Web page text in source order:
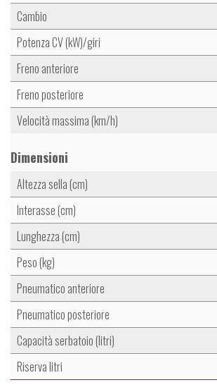
Cambio
Potenza CV (kW)/giri
Freno anteriore
Freno posteriore
Velocità massima (km/h)
Dimensioni
Altezza sella (cm)
Interasse (cm)
Lunghezza (cm)
Peso (kg)
Pneumatico anteriore
Pneumatico posteriore
Capacità serbatoio (litri)
Riserva litri